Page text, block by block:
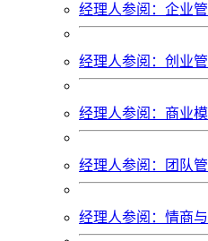
经理人参阅：企业
经理人参阅：创业
经理人参阅：商业
经理人参阅：团队
经理人参阅：情商